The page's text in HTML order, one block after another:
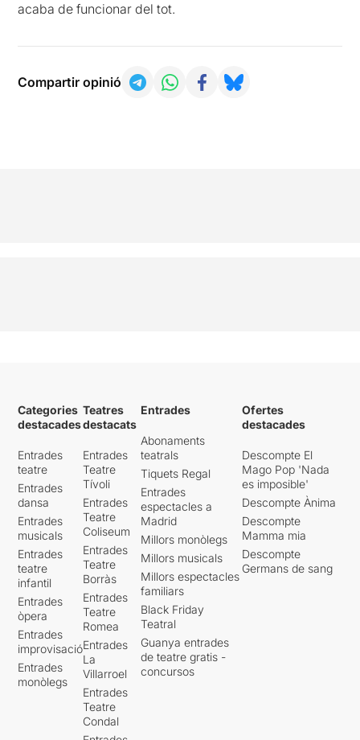
acaba de funcionar del tot.
Compartir opinió
Categories
destacades
Entrades
teatre
Entrades
dansa
Entrades
musicals
Entrades
teatre
infantil
Entrades
òpera
Entrades
improvisació
Entrades
monòlegs
Teatres
destacats
Entrades
Teatre
Tívoli
Entrades
Teatre
Coliseum
Entrades
Teatre
Borràs
Entrades
Teatre
Romea
Entrades
La
Villarroel
Entrades
Teatre
Condal
Entrades
Abonaments
teatrals
Tiquets Regal
Entrades
espectacles a
Madrid
Millors monòlegs
Millors musicals
Millors espectacles
familiars
Black Friday
Teatral
Guanya entrades
de teatre gratis -
concursos
Ofertes
destacades
Descompte El
Mago Pop 'Nada
es imposible'
Descompte Ànima
Descompte
Mamma mia
Descompte
Germans de sang